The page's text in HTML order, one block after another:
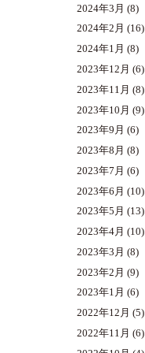
2024年3月 (8)
2024年2月 (16)
2024年1月 (8)
2023年12月 (6)
2023年11月 (8)
2023年10月 (9)
2023年9月 (6)
2023年8月 (8)
2023年7月 (6)
2023年6月 (10)
2023年5月 (13)
2023年4月 (10)
2023年3月 (8)
2023年2月 (9)
2023年1月 (6)
2022年12月 (5)
2022年11月 (6)